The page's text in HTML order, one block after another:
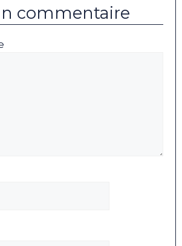
commentaire